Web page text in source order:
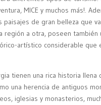
MICE y muchos más!.
paisajes de gran belleza que
región a otra, poseen también
artístico considerable que
tienen una rica historia llena
una herencia de antiguos
iglesias y monasterios,